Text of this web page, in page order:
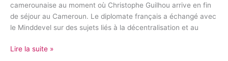
camerounaise au moment où Christophe Guilhou arrive en fin
de séjour au Cameroun. Le diplomate français a échangé avec
le Minddevel sur des sujets liés à la décentralisation et au
l’ambassadeur
de
France
Cameroun
Lire la suite »